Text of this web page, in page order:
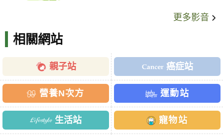
更多影音
相關網站
親子站 癌症站
營養N次方 運動站
生活站 寵物站